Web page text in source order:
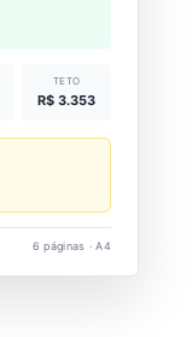
TETO
R$ 3.353
6 páginas · A4